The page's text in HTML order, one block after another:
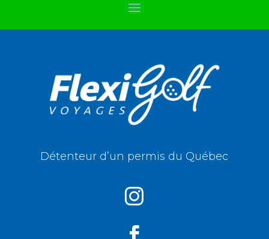
Détenteur d’un permis du Québec

